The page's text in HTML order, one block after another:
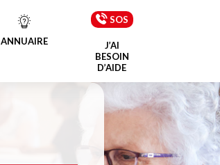
ANNUAIRE
SOS
J’AI
BESOIN
D’AIDE